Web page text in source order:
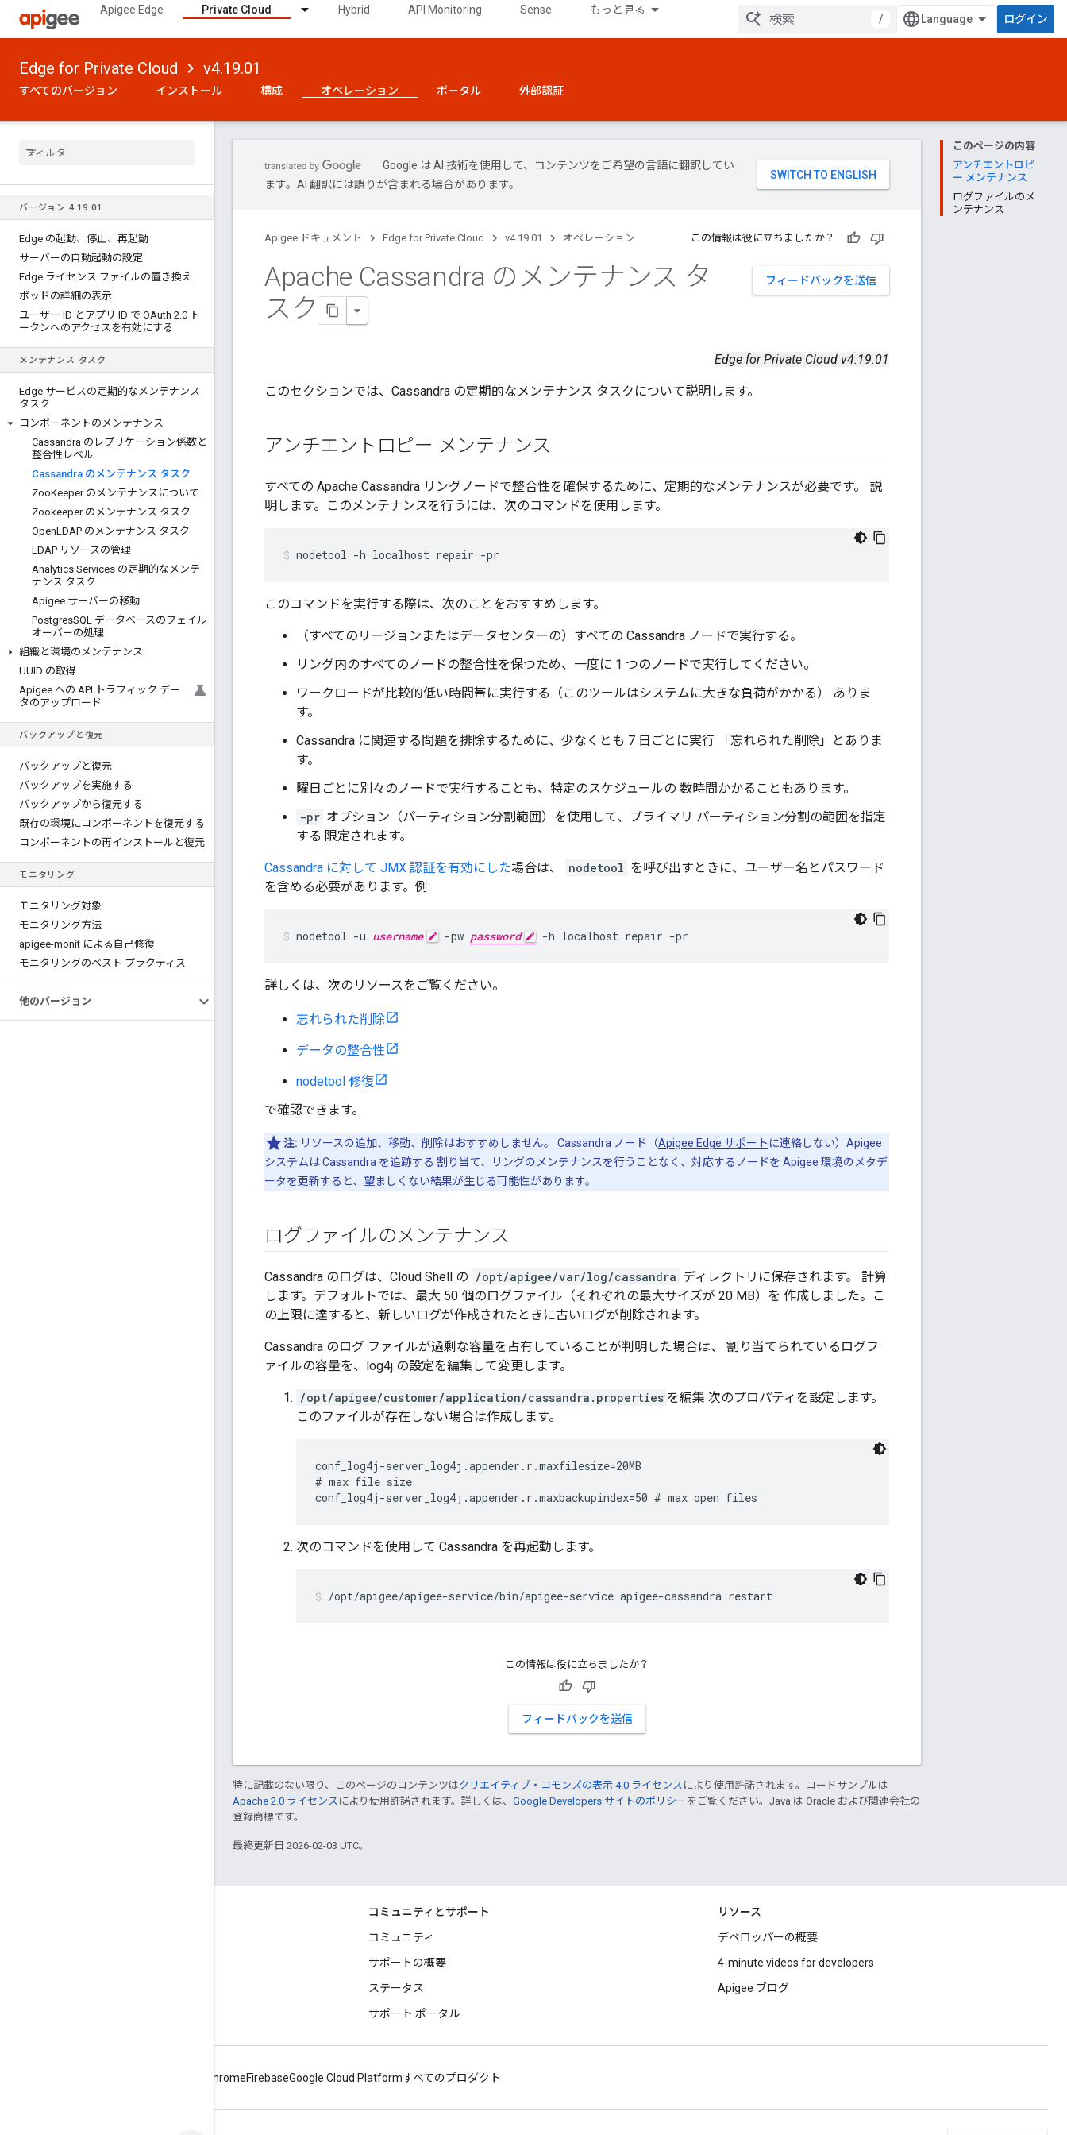
Apigee Edge Private Cloud Hybrid API Monitoring Sense もっと見る
/ ログイン
Edge for Private Cloud v4.19.01
すべてのバージョン インストール 構成 オペレーション ポータル 外部認証
バージョン 4.19.01
Edge の起動、停止、再起動
サーバーの自動起動の設定
Edge ライセンス ファイルの置き換え
ポッドの詳細の表示
ユーザー ID とアプリ ID で OAuth 2.0 ト
ークンへのアクセスを有効にする
メンテナンス タスク
Edge サービスの定期的なメンテナンス
タスク
コンポーネントのメンテナンス
Cassandra のレプリケーション係数と
整合性レベル
Cassandra のメンテナンス タスク
ZooKeeper のメンテナンスについて
Zookeeper のメンテナンス タスク
OpenLDAP のメンテナンス タスク
LDAP リソースの管理
Analytics Services の定期的なメンテ
ナンス タスク
Apigee サーバーの移動
PostgresSQL データベースのフェイル
オーバーの処理
組織と環境のメンテナンス
UUID の取得
Apigee への API トラフィック デー
タのアップロード
バックアップと復元
バックアップと復元
バックアップを実施する
バックアップから復元する
既存の環境にコンポーネントを復元する
コンポーネントの再インストールと復元
モニタリング
モニタリング対象
モニタリング方法
apigee-monit による自己修復
モニタリングのベスト プラクティス
他のバージョン
このページの内容
アンチエントロピ
ー メンテナンス
ログファイルのメ
ンテナンス
Google は AI 技術を使用して、コンテンツをご希望の言語に翻訳してい
ます。AI 翻訳には誤りが含まれる場合があります。
Apigee ドキュメント Edge for Private Cloud v4.19.01 オペレーション この情報は役に立ちましたか？
フィードバックを送信
Apache Cassandra のメンテナンス タ
スク
Edge for Private Cloud v4.19.01
このセクションでは、Cassandra の定期的なメンテナンス タスクについて説明します。
アンチエントロピー メンテナンス
すべての Apache Cassandra リングノードで整合性を確保するために、定期的なメンテナンスが必要です。 説
明します。このメンテナンスを行うには、次のコマンドを使用します。
nodetool -h localhost repair -pr
このコマンドを実行する際は、次のことをおすすめします。
（すべてのリージョンまたはデータセンターの）すべての Cassandra ノードで実行する。
リング内のすべてのノードの整合性を保つため、一度に 1 つのノードで実行してください。
ワークロードが比較的低い時間帯に実行する（このツールはシステムに大きな負荷がかかる） ありま
す。
Cassandra に関連する問題を排除するために、少なくとも 7 日ごとに実行 「忘れられた削除」とありま
す。
曜日ごとに別々のノードで実行することも、特定のスケジュールの 数時間かかることもあります。
-pr オプション（パーティション分割範囲）を使用して、プライマリ パーティション分割の範囲を指定
する 限定されます。
Cassandra に対して JMX 認証を有効にした場合は、 nodetool を呼び出すときに、ユーザー名とパスワード
を含める必要があります。例:
nodetool -u username -pw password -h localhost repair -pr
詳しくは、次のリソースをご覧ください。
忘れられた削除
データの整合性
nodetool 修復
で確認できます。
注: リソースの追加、移動、削除はおすすめしません。 Cassandra ノード（Apigee Edge サポート に連絡しない）Apigee
システムは Cassandra を追跡する 割り当て、リングのメンテナンスを行うことなく、対応するノードを Apigee 環境のメタデ
ータを更新すると、望ましくない結果が生じる可能性があります。
ログファイルのメンテナンス
Cassandra のログは、Cloud Shell の /opt/apigee/var/log/cassandra ディレクトリに保存されます。 計算
します。デフォルトでは、最大 50 個のログファイル（それぞれの最大サイズが 20 MB）を 作成しました。こ
の上限に達すると、新しいログが作成されたときに古いログが削除されます。
Cassandra のログ ファイルが過剰な容量を占有していることが判明した場合は、 割り当てられているログフ
ァイルの容量を、log4j の設定を編集して変更します。
/opt/apigee/customer/application/cassandra.properties を編集 次のプロパティを設定します。
このファイルが存在しない場合は作成します。
conf_log4j-server_log4j.appender.r.maxfilesize=20MB
# max file size
conf_log4j-server_log4j.appender.r.maxbackupindex=50 # max open files
次のコマンドを使用して Cassandra を再起動します。
/opt/apigee/apigee-service/bin/apigee-service apigee-cassandra restart
この情報は役に立ちましたか？
フィードバックを送信
特に記載のない限り、このページのコンテンツはクリエイティブ・コモンズの表示 4.0 ライセンス により使用許諾されます。コードサンプルは
Apache 2.0 ライセンス により使用許諾されます。詳しくは、 Google Developers サイトのポリシー をご覧ください。Java は Oracle および関連会社の
登録商標です。
最終更新日 2026-02-03 UTC。
コミュニティとサポート
コミュニティ
サポートの概要
ステータス
サポート ポータル
リソース
デベロッパーの概要
4-minute videos for developers
Apigee ブログ
ChromeFirebaseGoogle Cloud Platformすべてのプロダクト